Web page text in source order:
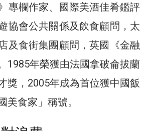
專欄作家、國際美酒佳肴鑑評
協會公共關係及飲食顧問，太
及食街集團顧問，英國《金融
1985年榮獲由法國拿破侖拔蘭
獎，2005年成為首位獲中國飯
美食家」稱號。